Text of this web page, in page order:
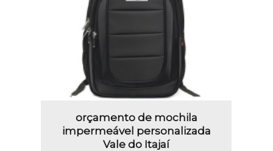
orçamento de mochila
impermeável personalizada
Vale do Itajaí